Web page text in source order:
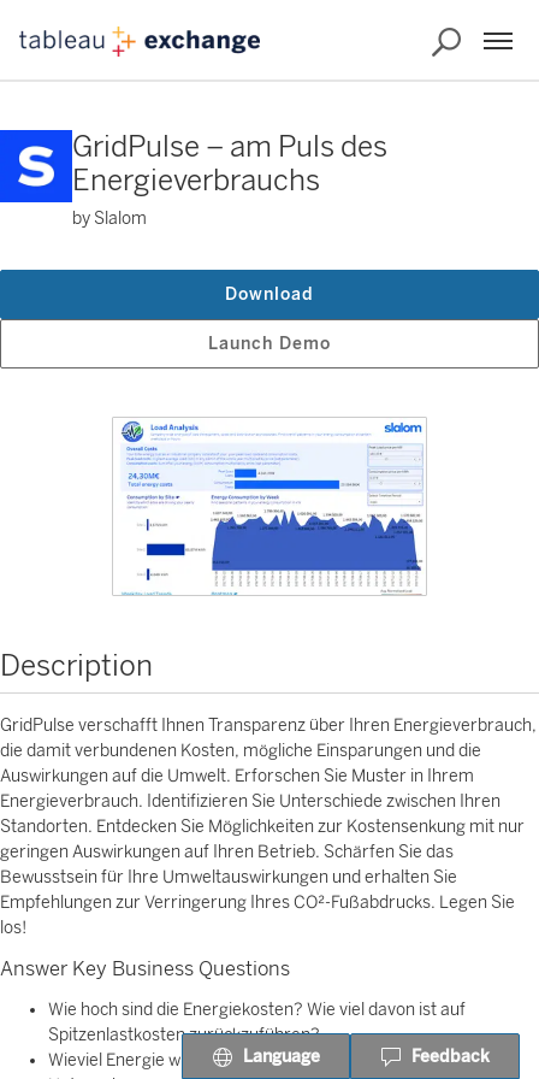
GridPulse – am Puls des
Energieverbrauchs
by Slalom
Launch Demo
Download
Description
GridPulse verschafft Ihnen Transparenz über Ihren Energieverbrauch,
die damit verbundenen Kosten, mögliche Einsparungen und die
Auswirkungen auf die Umwelt. Erforschen Sie Muster in Ihrem
Energieverbrauch. Identifizieren Sie Unterschiede zwischen Ihren
Standorten. Entdecken Sie Möglichkeiten zur Kostensenkung mit nur
geringen Auswirkungen auf Ihren Betrieb. Schärfen Sie das
Bewusstsein für Ihre Umweltauswirkungen und erhalten Sie
Empfehlungen zur Verringerung Ihres CO²-Fußabdrucks. Legen Sie
los!
Answer Key Business Questions
Wie hoch sind die Energiekosten? Wie viel davon ist auf
Spitzenlastkosten zurückzuführen?
Wieviel Energie wird an jedem Produktionsstandort des
Language Feedback